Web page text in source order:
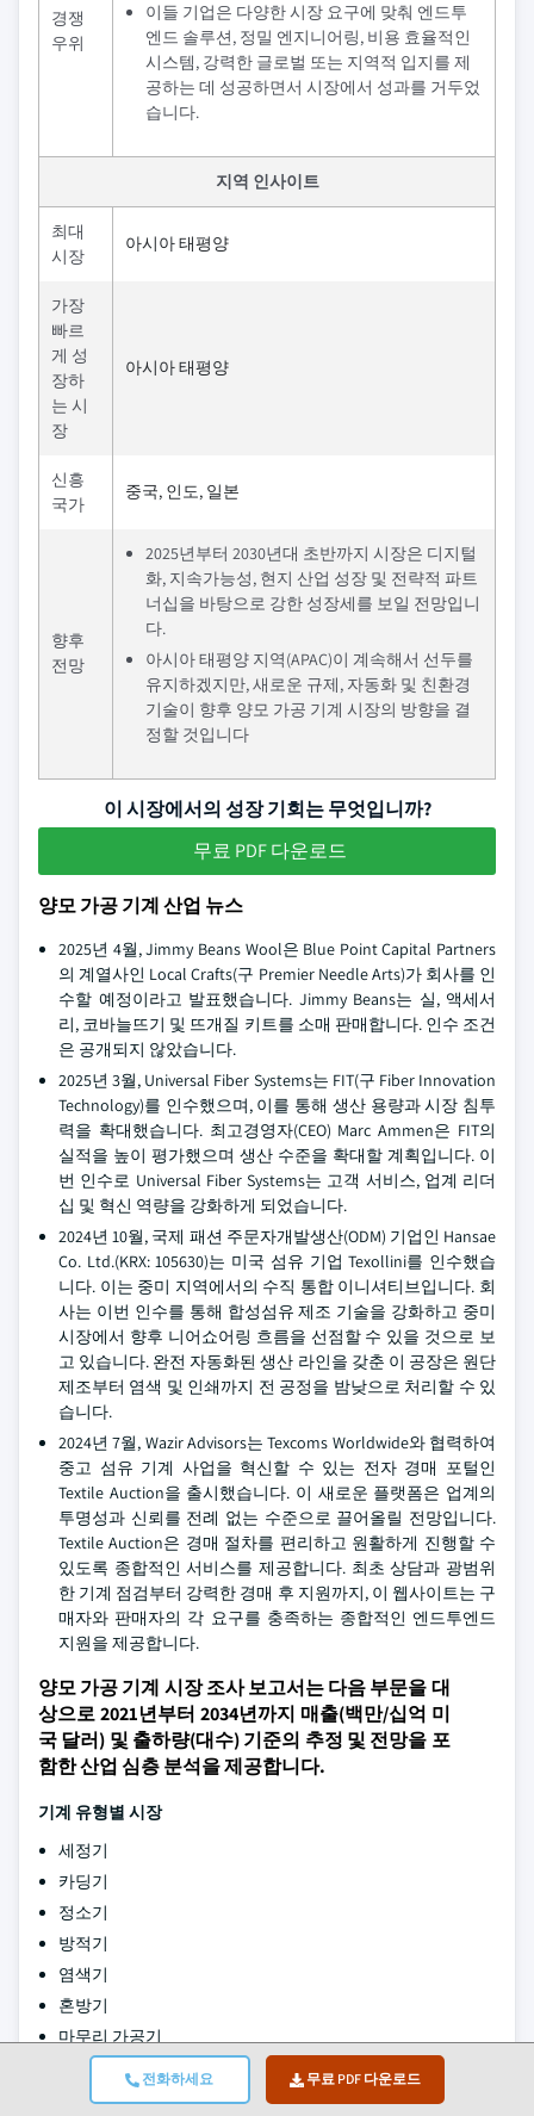
전화하세요 무료 PDF 다운로드
경쟁
우위
이들 기업은 다양한 시장 요구에 맞춰 엔드투
엔드 솔루션, 정밀 엔지니어링, 비용 효율적인
시스템, 강력한 글로벌 또는 지역적 입지를 제
공하는 데 성공하면서 시장에서 성과를 거두었
습니다.
지역 인사이트
최대
시장
아시아 태평양
가장
빠르
게 성
장하
는 시
장
아시아 태평양
신흥
국가
중국, 인도, 일본
향후
전망
2025년부터 2030년대 초반까지 시장은 디지털
화, 지속가능성, 현지 산업 성장 및 전략적 파트
너십을 바탕으로 강한 성장세를 보일 전망입니
다.
아시아 태평양 지역(APAC)이 계속해서 선두를
유지하겠지만, 새로운 규제, 자동화 및 친환경
기술이 향후 양모 가공 기계 시장의 방향을 결
정할 것입니다
이 시장에서의 성장 기회는 무엇입니까?
무료 PDF 다운로드
양모 가공 기계 산업 뉴스
2025년 4월, Jimmy Beans Wool은 Blue Point Capital Partners
의 계열사인 Local Crafts(구 Premier Needle Arts)가 회사를 인
수할 예정이라고 발표했습니다. Jimmy Beans는 실, 액세서
리, 코바늘뜨기 및 뜨개질 키트를 소매 판매합니다. 인수 조건
은 공개되지 않았습니다.
2025년 3월, Universal Fiber Systems는 FIT(구 Fiber Innovation
Technology)를 인수했으며, 이를 통해 생산 용량과 시장 침투
력을 확대했습니다. 최고경영자(CEO) Marc Ammen은 FIT의
실적을 높이 평가했으며 생산 수준을 확대할 계획입니다. 이
번 인수로 Universal Fiber Systems는 고객 서비스, 업계 리더
십 및 혁신 역량을 강화하게 되었습니다.
2024년 10월, 국제 패션 주문자개발생산(ODM) 기업인 Hansae
Co. Ltd.(KRX: 105630)는 미국 섬유 기업 Texollini를 인수했습
니다. 이는 중미 지역에서의 수직 통합 이니셔티브입니다. 회
사는 이번 인수를 통해 합성섬유 제조 기술을 강화하고 중미
시장에서 향후 니어쇼어링 흐름을 선점할 수 있을 것으로 보
고 있습니다. 완전 자동화된 생산 라인을 갖춘 이 공장은 원단
제조부터 염색 및 인쇄까지 전 공정을 밤낮으로 처리할 수 있
습니다.
2024년 7월, Wazir Advisors는 Texcoms Worldwide와 협력하여
중고 섬유 기계 사업을 혁신할 수 있는 전자 경매 포털인
Textile Auction을 출시했습니다. 이 새로운 플랫폼은 업계의
투명성과 신뢰를 전례 없는 수준으로 끌어올릴 전망입니다.
Textile Auction은 경매 절차를 편리하고 원활하게 진행할 수
있도록 종합적인 서비스를 제공합니다. 최초 상담과 광범위
한 기계 점검부터 강력한 경매 후 지원까지, 이 웹사이트는 구
매자와 판매자의 각 요구를 충족하는 종합적인 엔드투엔드
지원을 제공합니다.
양모 가공 기계 시장 조사 보고서는 다음 부문을 대
상으로 2021년부터 2034년까지 매출(백만/십억 미
국 달러) 및 출하량(대수) 기준의 추정 및 전망을 포
함한 산업 심층 분석을 제공합니다.
기계 유형별 시장
세정기
카딩기
정소기
방적기
염색기
혼방기
마무리 가공기
전모 및 베일링 기계